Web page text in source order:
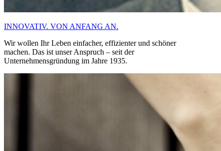
INNOVATIV. VON ANFANG AN.
Wir wollen Ihr Leben einfacher, effizienter und schöner
machen. Das ist unser Anspruch – seit der
Unternehmensgründung im Jahre 1935.